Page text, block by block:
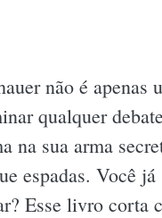
não é
qualquer
na sua arma
espadas. Você
Esse livro corta